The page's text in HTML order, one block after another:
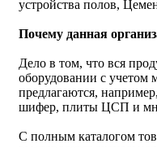
устройства полов,
Почему данная
Дело в том, что вся
оборудовании с учетом
предлагаются,
шифер, плиты ЦСП и
С полным каталогом